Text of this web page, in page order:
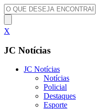
X
JC Notícias
JC Notícias
Notícias
Policial
Destaques
Esporte